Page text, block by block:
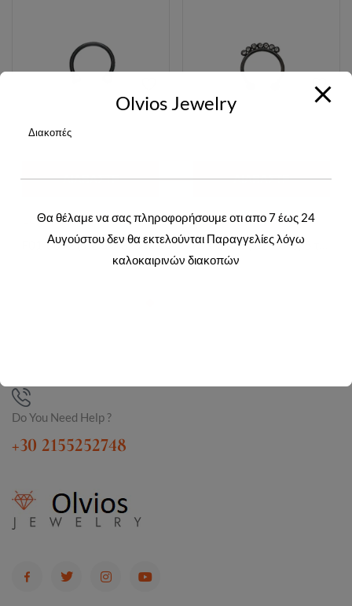
ΔΙΑΒΆΣΤΕ
ΠΕΡΙΣΣΌΤΕΡΑ
Login to view prices
F01-0892 (1.2*10*3) 5 τεμάχια
ΔΙΑΒΆΣΤΕ
ΠΕΡΙΣΣΌΤΕΡΑ
Login to view prices
Do You Need Help ?
+30 2155252748
Olvios Jewelry
Διακοπές
Θα θέλαμε να σας πληροφορήσουμε οτι απο 7 έως 24
Αυγούστου δεν θα εκτελούνται Παραγγελίες λόγω
καλοκαιρινών διακοπών